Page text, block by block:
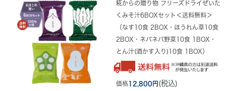
糀からの贈り物 フリーズドライぜいた
くみそ汁6BOXセット＜送料無料＞
（なす10食 2BOX・ほうれん草10食
2BOX・ネバネバ野菜10食 1BOX・
とん汁(酒かす入り)10食 1BOX）
価格12,800円 (税込)